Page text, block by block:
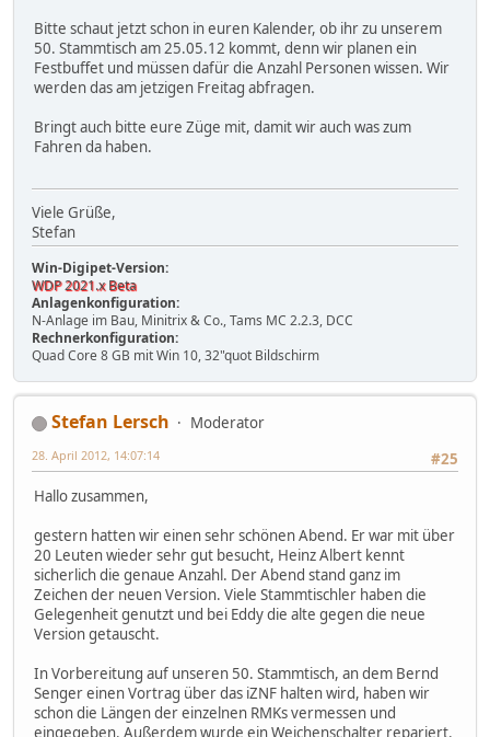
Bitte schaut jetzt schon in euren Kalender, ob ihr zu unserem
50. Stammtisch am 25.05.12 kommt, denn wir planen ein
Festbuffet und müssen dafür die Anzahl Personen wissen. Wir
werden das am jetzigen Freitag abfragen.
Bringt auch bitte eure Züge mit, damit wir auch was zum
Fahren da haben.
Viele Grüße,
Stefan
Win-Digipet-Version:
WDP 2021.x Beta
Anlagenkonfiguration:
N-Anlage im Bau, Minitrix & Co., Tams MC 2.2.3, DCC
Rechnerkonfiguration:
Quad Core 8 GB mit Win 10, 32"quot Bildschirm
Stefan Lersch
Moderator
#25
28. April 2012, 14:07:14
Hallo zusammen,
gestern hatten wir einen sehr schönen Abend. Er war mit über
20 Leuten wieder sehr gut besucht, Heinz Albert kennt
sicherlich die genaue Anzahl. Der Abend stand ganz im
Zeichen der neuen Version. Viele Stammtischler haben die
Gelegenheit genutzt und bei Eddy die alte gegen die neue
Version getauscht.
In Vorbereitung auf unseren 50. Stammtisch, an dem Bernd
Senger einen Vortrag über das iZNF halten wird, haben wir
schon die Längen der einzelnen RMKs vermessen und
eingegeben. Außerdem wurde ein Weichenschalter repariert.